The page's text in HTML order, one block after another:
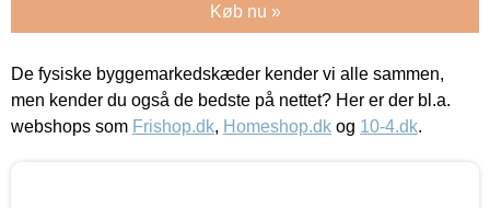
Køb nu »
De fysiske byggemarkedskæder kender vi alle sammen,
men kender du også de bedste på nettet? Her er der bl.a.
webshops som Frishop.dk, Homeshop.dk og 10-4.dk.